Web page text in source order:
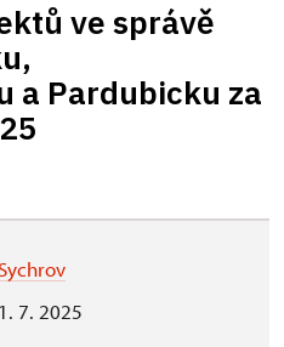
ve správě
a Pardubicku za
Sychrov
1. 7. 2025